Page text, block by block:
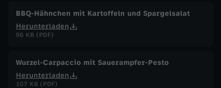
BBQ-Hähnchen mit Kartoffeln und Spargelsalat
Herunterladen
96 KB (PDF)
Wurzel-Carpaccio mit Sauerampfer-Pesto
Herunterladen
107 KB (PDF)